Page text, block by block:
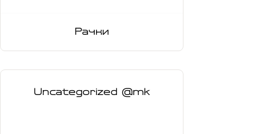
Рачки
Uncategorized @mk